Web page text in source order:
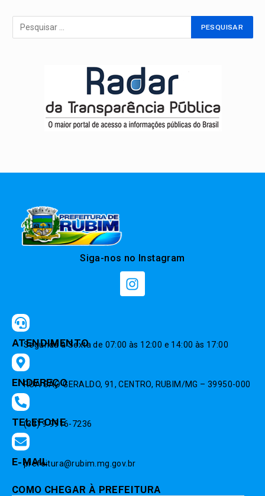
Siga-nos no Instagram
ATENDIMENTO
Segunda à Sexta de 07:00 às 12:00 e 14:00 às 17:00
ENDEREÇO
RUA SÃO GERALDO, 91, CENTRO, RUBIM/MG – 39950-000
TELEFONE
(33) 9 9916-7236
E-MAIL
prefeitura@rubim.mg.gov.br
COMO CHEGAR À PREFEITURA